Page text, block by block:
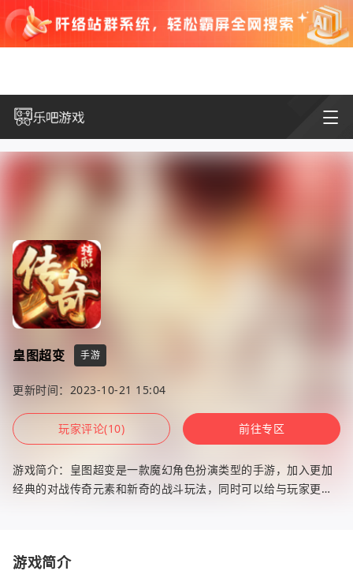
皇图超变 手游
更新时间：2023-10-21 15:04
玩家评论(10) 前往专区
游戏简介：皇图超变是一款魔幻角色扮演类型的手游，加入更加
经典的对战传奇元素和新奇的战斗玩法，同时可以给与玩家更为
游戏简介